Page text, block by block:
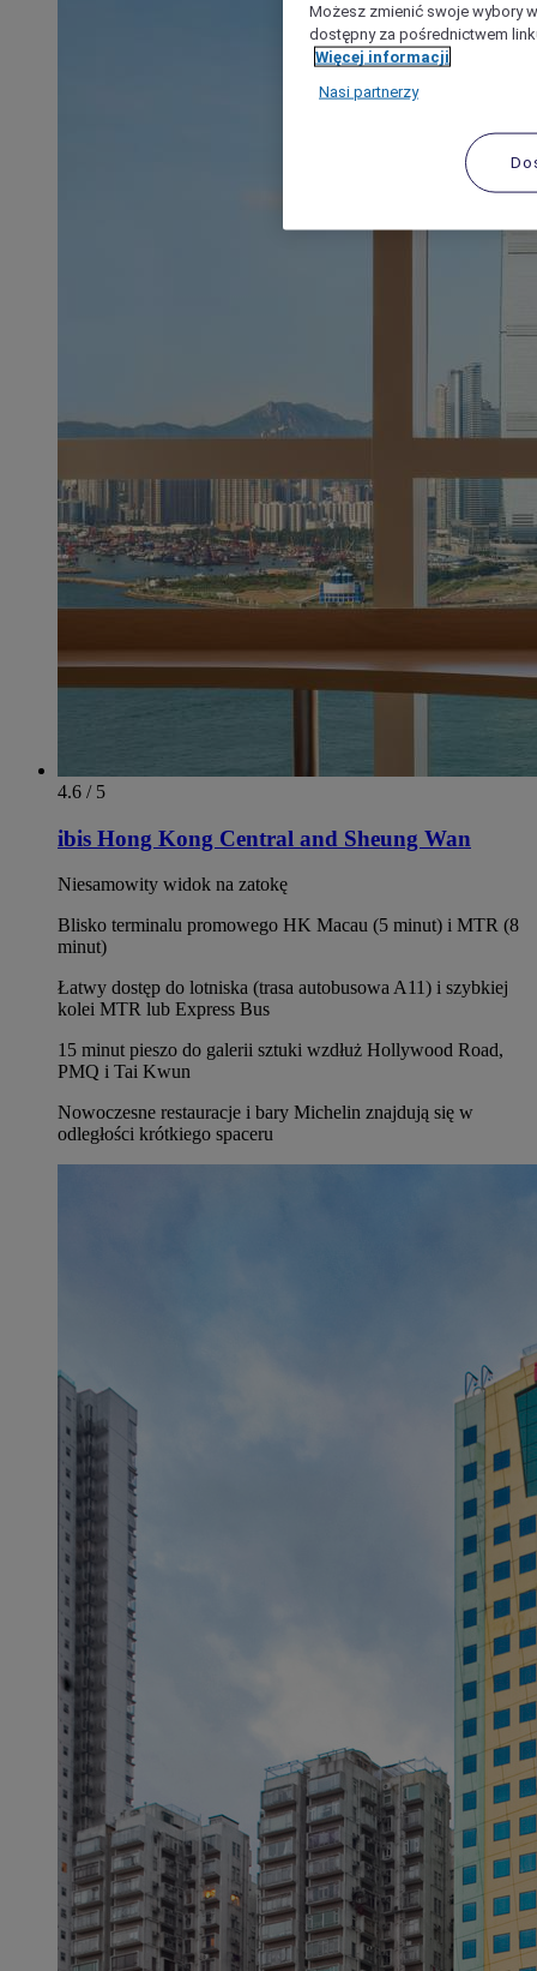
4.6 / 5
ibis Hong Kong Central and Sheung Wan
Niesamowity widok na zatokę
Blisko terminalu promowego HK Macau (5 minut) i MTR (8
minut)
Łatwy dostęp do lotniska (trasa autobusowa A11) i szybkiej
kolei MTR lub Express Bus
15 minut pieszo do galerii sztuki wzdłuż Hollywood Road,
PMQ i Tai Kwun
Nowoczesne restauracje i bary Michelin znajdują się w
odległości krótkiego spaceru
Możesz zmienić swoje wybory
dostępny za pośrednictwem
Więcej informacji
Nasi partnerzy